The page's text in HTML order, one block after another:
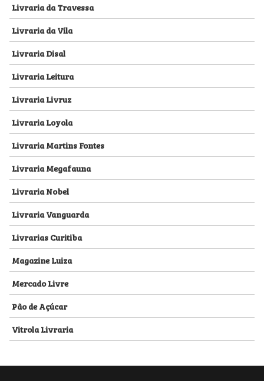
Livraria da Travessa
Livraria da Vila
Livraria Disal
Livraria Leitura
Livraria Livruz
Livraria Loyola
Livraria Martins Fontes
Livraria Megafauna
Livraria Nobel
Livraria Vanguarda
Livrarias Curitiba
Magazine Luiza
Mercado Livre
Pão de Açúcar
Vitrola Livraria